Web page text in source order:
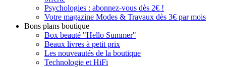
Psychologies : abonnez-vous dès 2€ !
Votre magazine Modes & Travaux dès 3€ par mois
Bons plans boutique
Box beauté "Hello Summer"
Beaux livres à petit prix
Les nouveautés de la boutique
Technologie et HiFi